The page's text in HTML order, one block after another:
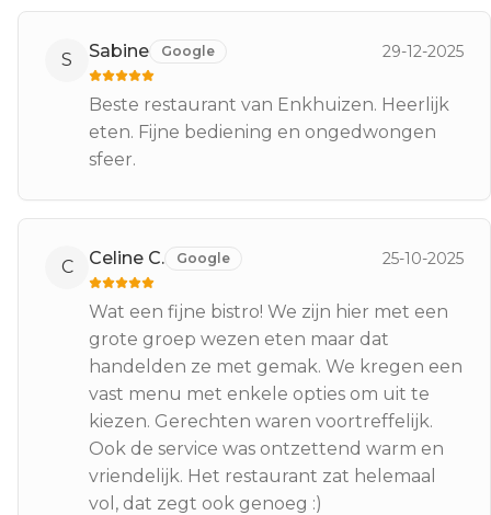
S Sabine Google 29-12-2025
Beste restaurant van Enkhuizen. Heerlijk
eten. Fijne bediening en ongedwongen
sfeer.
C Celine C. Google 25-10-2025
Wat een fijne bistro! We zijn hier met een
grote groep wezen eten maar dat
handelden ze met gemak. We kregen een
vast menu met enkele opties om uit te
kiezen. Gerechten waren voortreffelijk.
Ook de service was ontzettend warm en
vriendelijk. Het restaurant zat helemaal
vol, dat zegt ook genoeg :)